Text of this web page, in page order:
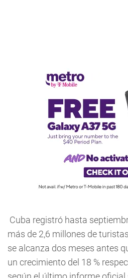
Cuba registró hasta
más de 2,6 millones de
se alcanza dos meses antes
un crecimiento del 18 %